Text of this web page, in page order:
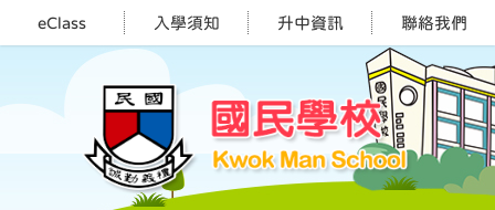
eClass 入學須知 升中資訊 聯絡我們